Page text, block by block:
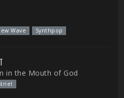
Wave Synthpop
in the Mouth of God